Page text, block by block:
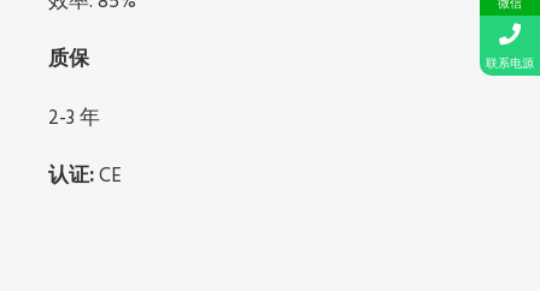
质保
2-3 年
认证:CE
联系电源